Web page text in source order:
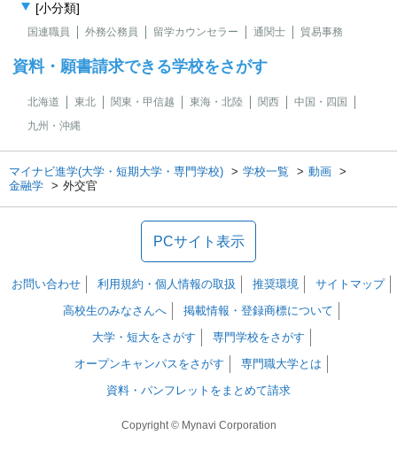
[小分類]
国連職員 外務公務員 留学カウンセラー 通関士 貿易事務
資料・願書請求できる学校をさがす
北海道 東北 関東・甲信越 東海・北陸 関西
中国・四国
九州・沖縄
マイナビ進学(大学・短期大学・専門学校) 学校一覧
動画
金融学
外交官
PCサイト表示
お問い合わせ 利用規約・個人情報の取扱 推奨環境
サイトマップ
高校生のみなさんへ
掲載情報・登録商標について
大学・短大をさがす
専門学校をさがす
オープンキャンパスをさがす
専門職大学とは
資料・パンフレットをまとめて請求
Copyright © Mynavi Corporation